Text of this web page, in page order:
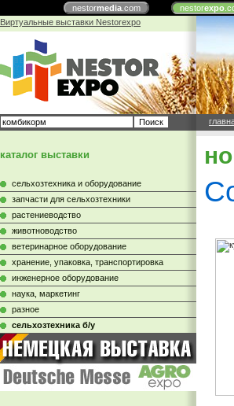
nestormedia.com nestorexpo
Виртуальные выставки Nestorexpo
каталог выставки
сельхозтехника и оборудование
запчасти для сельхозтехники
растениеводство
животноводство
ветеринарное оборудование
хранение, упаковка, транспортировка
инженерное оборудование
наука, маркетинг
разное
сельхозтехника б/у